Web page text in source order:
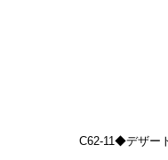
C62-11◆デザー